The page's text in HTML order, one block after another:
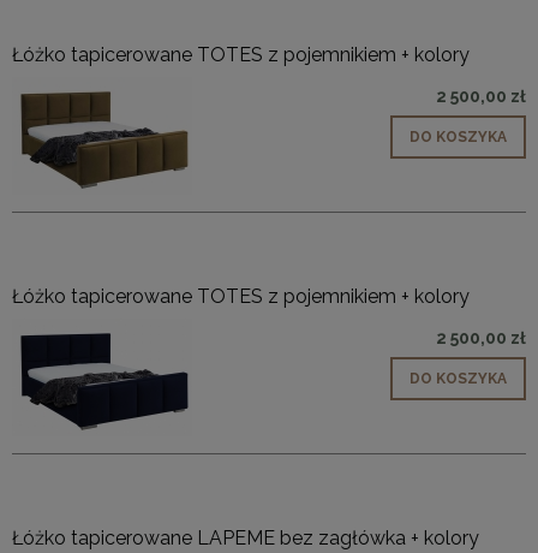
Łóżko tapicerowane TOTES z pojemnikiem + kolory
2 500,00 zł
DO KOSZYKA
Łóżko tapicerowane TOTES z pojemnikiem + kolory
2 500,00 zł
DO KOSZYKA
Łóżko tapicerowane LAPEME bez zagłówka + kolory